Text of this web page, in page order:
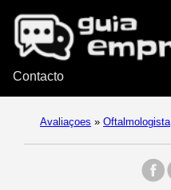
Contacto
Avaliaçoes » Oftalmologista